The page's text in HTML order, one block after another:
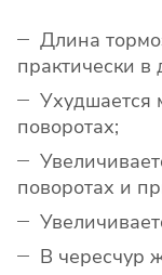
Длина
практически в
Ухудшается
поворотах;
поворотах и
В чересчур